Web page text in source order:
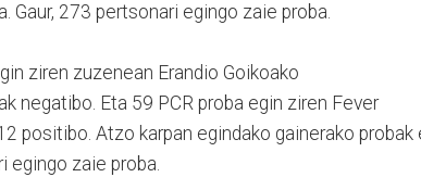
Gaur, 273 pertsonari egingo zaie proba.
ziren zuzenean Erandio Goikoako
negatibo. Eta 59 PCR proba egin ziren Fever
positibo. Atzo karpan egindako gainerako probak
egingo zaie proba.